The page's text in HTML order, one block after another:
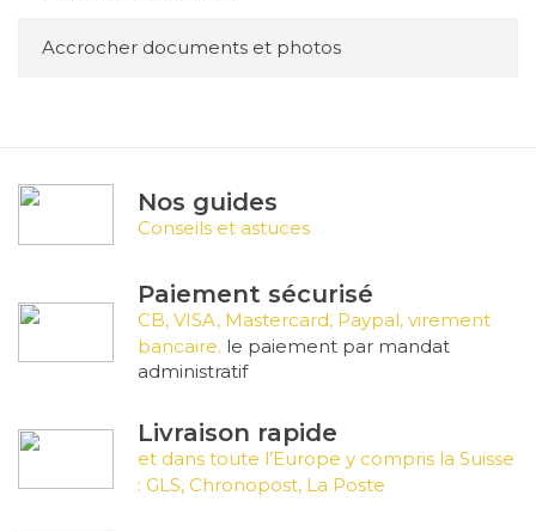
Accrocher documents et photos
Nos guides
Conseils et astuces
Paiement sécurisé
CB, VISA, Mastercard, Paypal, virement
bancaire. le paiement par mandat
administratif
Livraison rapide
et dans toute l’Europe y compris la Suisse
: GLS, Chronopost, La Poste